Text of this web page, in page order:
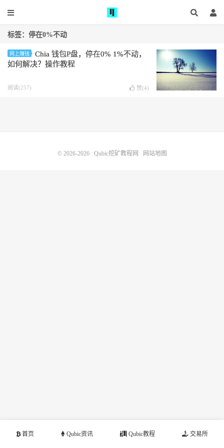
标签：停在0%不动
网上赚钱
Chia 钱包P盘，停在0% 1%不动，
如何解决？操作教程
阅读(257) 赞(4)
首页 Qubic资讯 Qubic教程 交易所
© 2026-2026 Qubic挖矿教程网 网站地图